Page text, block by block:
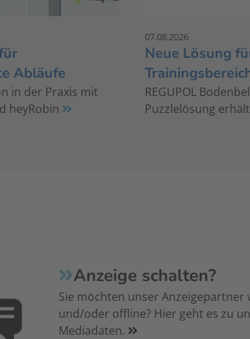
Abläufe
in der Praxis mit
heyRobin
07.08.2026
Neue Lösung
REGUPOL
Puzzlelösung
Anzeige schalten?
Sie möchten unser Anzeigepartner
und/oder offline? Hier geht es zu
Mediadaten.